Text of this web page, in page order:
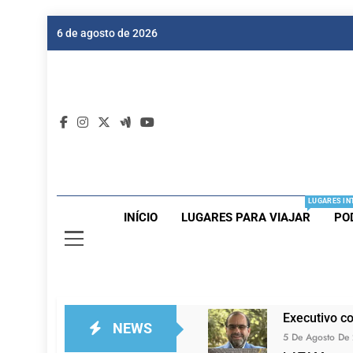
6 de agosto de 2026
INÍCIO LUGARES PARA VIAJAR
LUGARES
NEWS
Executivo
5 De Agosto